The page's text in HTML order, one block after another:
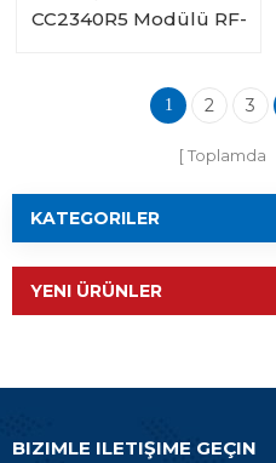
CC2340R5 Modülü RF-
1 2 3
Toplamda
KATEGORILER
YENI ÜRÜNLER
BIZIMLE ILETIŞIME GEÇIN